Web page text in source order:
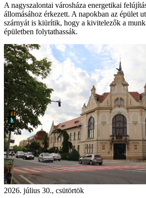
A nagyszalontai városháza energetikai
állomásához érkezett. A napokban az épület
szárnyát is kiürítik, hogy a kivitelezők a
épületben folytathassák.
2026. július 30., csütörtök